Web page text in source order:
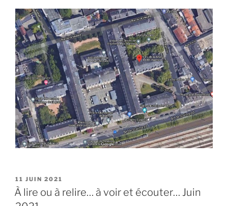
PUBLIÉ
LE
11 JUIN 2021
À lire ou à relire… à voir et écouter… Juin